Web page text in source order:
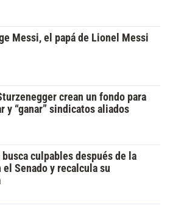
Messi, el papá de Lionel Messi
crean un fondo para
y “ganar” sindicatos aliados
busca culpables después de la
Senado y recalcula su